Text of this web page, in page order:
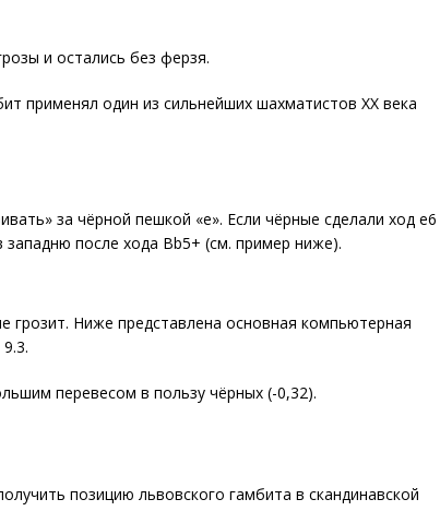
и остались без ферзя.
применял один из сильнейших шахматистов XX века
за чёрной пешкой «e». Если чёрные сделали ход e6
после хода Bb5+ (см. пример ниже).
грозит. Ниже представлена основная компьютерная
перевесом в пользу чёрных (-0,32).
позицию львовского гамбита в скандинавской